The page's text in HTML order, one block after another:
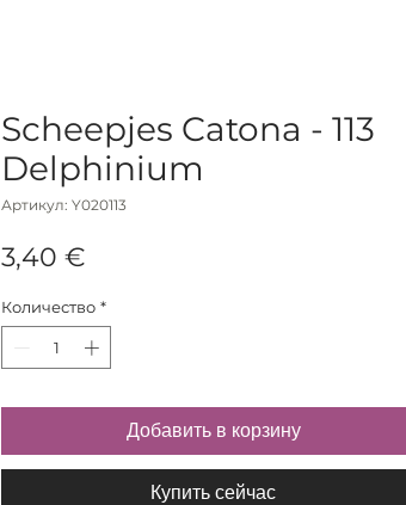
Scheepjes Catona - 113
Delphinium
Артикул: Y020113
3,40 €
Количество *
Добавить в корзину
Купить сейчас